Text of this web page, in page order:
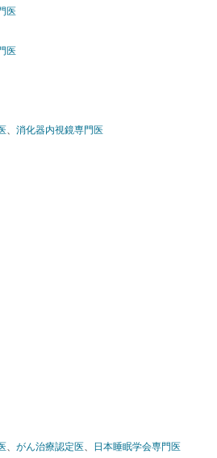
医
医
、 消化器内視鏡専門医
、 がん治療認定医、 日本睡眠学会専門医